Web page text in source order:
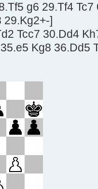
g6 29.Tf4 Tc7
29.Kg2+-]
Tcc7 30.Dd4
Kg8 36.Dd5